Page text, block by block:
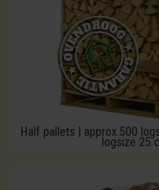
Half pallets | approx.500
logsize 25